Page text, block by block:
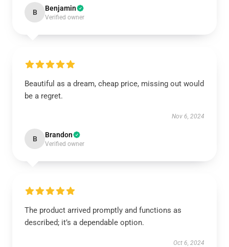
B Benjamin
Verified owner
Beautiful as a dream, cheap price, missing out would
be a regret.
Nov 6, 2024
B Brandon
Verified owner
The product arrived promptly and functions as
described; it’s a dependable option.
Oct 6, 2024